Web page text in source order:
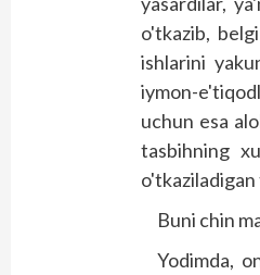
o'tkazib,
ishlarini
iymon-
uchun esa
tasbihning
Buni chin
Yodimda,